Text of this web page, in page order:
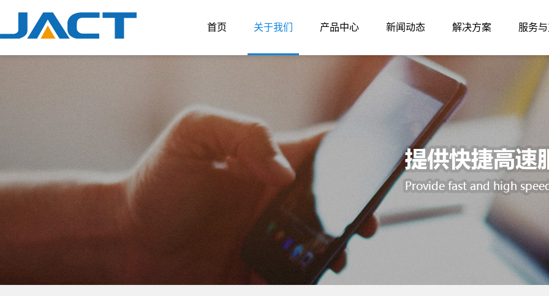
首页 关于我们
企业文化
社会责任
产品中心
新能源汽车
控制技术
运动控制 变频器
新闻动态
公司新闻
行业动态
解决方案
空压机方案
服务
技术
资料